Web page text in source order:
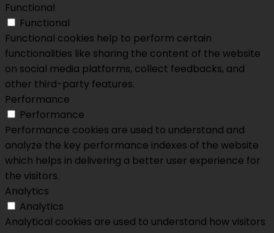
Functional
Functional
Functional cookies help to perform certain
functionalities like sharing the content of the website
on social media platforms, collect feedbacks, and
other third-party features.
Performance
Performance
Performance cookies are used to understand and
analyze the key performance indexes of the website
which helps in delivering a better user experience for
the visitors.
Analytics
Analytics
Analytical cookies are used to understand how visitors